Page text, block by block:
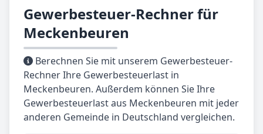
Gewerbesteuer-Rechner für
Meckenbeuren
Berechnen Sie mit unserem Gewerbesteuer-
Rechner Ihre Gewerbesteuerlast in
Meckenbeuren. Außerdem können Sie Ihre
Gewerbesteuerlast aus Meckenbeuren mit jeder
anderen Gemeinde in Deutschland vergleichen.